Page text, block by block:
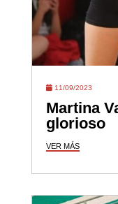
11/09/2023
Martina
glorioso
VER MÁS